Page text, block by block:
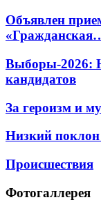
Объявлен
Выборы-2026:
кандидатов
За героизм и
Низкий
Происшествия
Фотогаллерея